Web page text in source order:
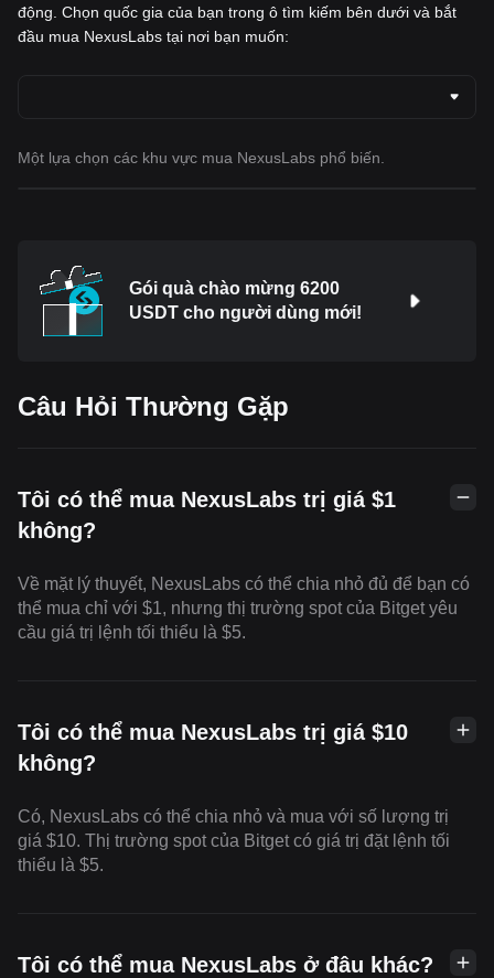
động. Chọn quốc gia của bạn trong ô tìm kiếm bên dưới và bắt
đầu mua NexusLabs tại nơi bạn muốn:
Một lựa chọn các khu vực mua NexusLabs phổ biến.
Gói quà chào mừng 6200
USDT cho người dùng mới!
Câu Hỏi Thường Gặp
Tôi có thể mua NexusLabs trị giá $1
không?
Về mặt lý thuyết, NexusLabs có thể chia nhỏ đủ để bạn có
thể mua chỉ với $1, nhưng thị trường spot của Bitget yêu
cầu giá trị lệnh tối thiểu là $5.
Tôi có thể mua NexusLabs trị giá $10
không?
Có, NexusLabs có thể chia nhỏ và mua với số lượng trị
giá $10. Thị trường spot của Bitget có giá trị đặt lệnh tối
thiểu là $5.
Tôi có thể mua NexusLabs ở đâu khác?